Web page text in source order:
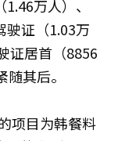
万人）、
驶证（1.03万
证居首（8856
其后。
项目为韩餐料